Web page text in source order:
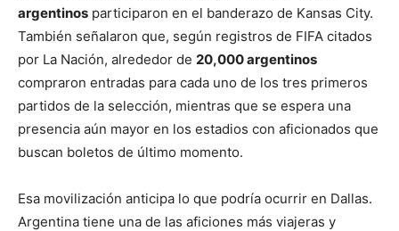
argentinos participaron en el banderazo de Kansas City.
También señalaron que, según registros de FIFA citados
por La Nación, alrededor de 20,000 argentinos
compraron entradas para cada uno de los tres primeros
partidos de la selección, mientras que se espera una
presencia aún mayor en los estadios con aficionados que
buscan boletos de último momento.
Esa movilización anticipa lo que podría ocurrir en Dallas.
Argentina tiene una de las aficiones más viajeras y